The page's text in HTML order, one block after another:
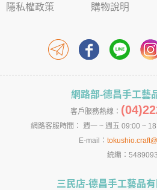
隱私權政策 購物說明
網路部-德昌手工藝
客戶服務熱線：
網路客服時間： 週一 ~ 週五 09:00 ~
E-mail：
統編：
三民店-德昌手工藝品